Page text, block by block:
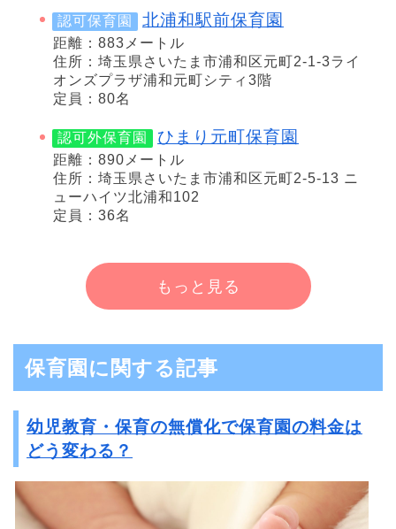
認可保育園 北浦和駅前保育園
距離：883メートル
住所：埼玉県さいたま市浦和区元町2-1-3ライ
オンズプラザ浦和元町シティ3階
定員：80名
認可外保育園 ひまり元町保育園
距離：890メートル
住所：埼玉県さいたま市浦和区元町2-5-13 ニ
ューハイツ北浦和102
定員：36名
もっと見る
保育園に関する記事
幼児教育・保育の無償化で保育園の料金は
どう変わる？